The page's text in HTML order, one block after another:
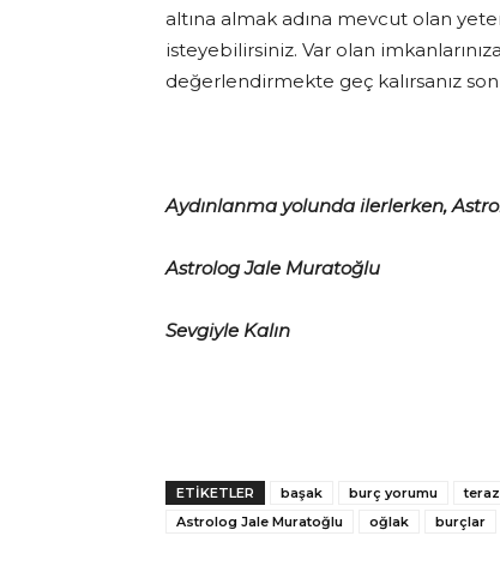
altına almak adına mevcut olan
isteyebilirsiniz. Var olan
değerlendirmekte geç kalırsanız
Aydınlanma yolunda ilerlerken,
Astrolog Jale Muratoğlu
Sevgiyle Kalın
ETİKETLER başak burç yorumu
Astrolog Jale Muratoğlu
oğlak burçlar